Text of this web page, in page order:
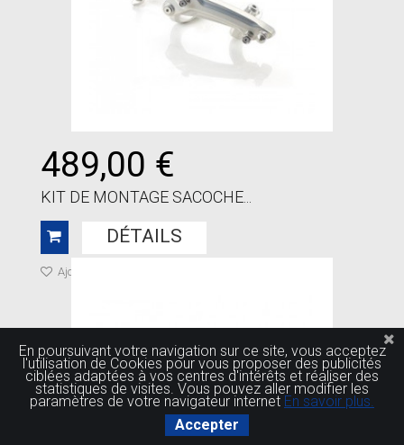
489,00 €
KIT DE MONTAGE SACOCHE...
DÉTAILS
Ajouter à ma liste de cadeaux
En poursuivant votre navigation sur ce site, vous acceptez
l'utilisation de Cookies pour vous proposer des publicités
ciblées adaptées à vos centres d'intérêts et réaliser des
statistiques de visites. Vous pouvez aller modifier les
paramètres de votre navigateur internet En savoir plus.
Accepter